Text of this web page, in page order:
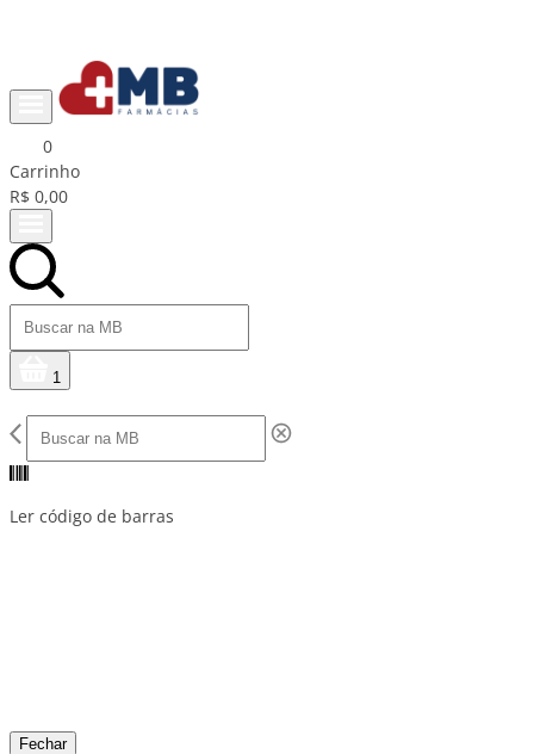
0
Carrinho
R$ 0,00
1
Ler código de barras
Fechar